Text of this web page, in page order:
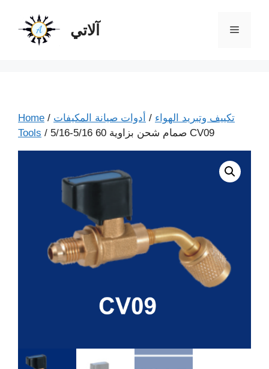
آلاتي
Home / تكييف وتبريد الهواء / أدوات صيانة المكيفات
Tools
/ صمام شحن بزاوية 60 5/16-5/16 CV09